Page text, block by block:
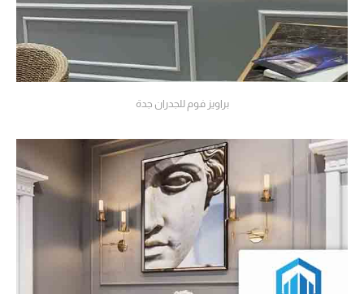
براويز فوم للجدران جدة